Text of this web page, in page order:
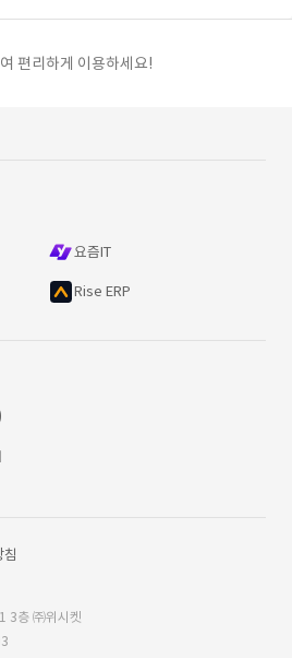
편리하게 이용하세요!
요즘IT
Rise ERP
3층 ㈜위시켓